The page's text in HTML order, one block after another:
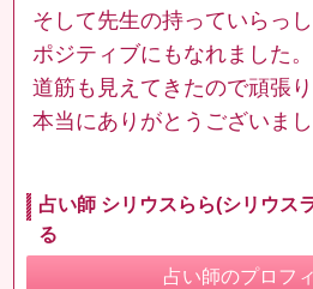
そして先生の持っていらっ
ポジティブにもなれました。
道筋も見えてきたので頑張り
本当にありがとうございまし
占い師 シリウスらら(シリウス
る
占い師のプロフ